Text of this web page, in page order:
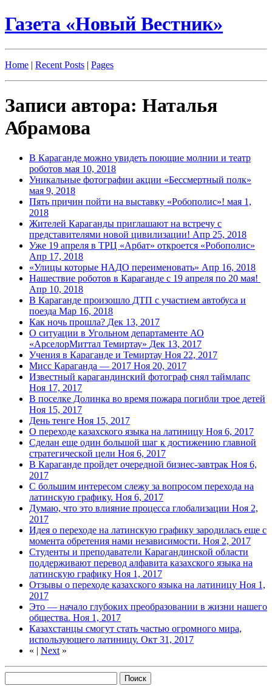
Газета «Новый Вестник»
Home | Recent Posts | Pages
Записи автора: Наталья
Абрамова
В Караганде можно увидеть поющие молнии и театр
роботов мая 10, 2018
Уникальные фотографии акции «Бессмертный полк»
мая 9, 2018
Пять причин пойти на выставку «Робополис»! мая 1,
2018
Жителей Караганды приглашают на встречу с
представителями новой цивилизации! Апр 25, 2018
Уже 19 апреля в ТРЦ «Арбат» откроется «Робополис»
Апр 17, 2018
«Улицы которые НАДО переименовать» Апр 16, 2018
Нашествие роботов в Караганде с 19 апреля по 20 мая!
Апр 10, 2018
В Караганде произошло ДТП с участием автобуса и
поезда Мар 16, 2018
Как ночь прошла? Дек 13, 2017
О ситуации в Угольном департаменте АО
«АрселорМиттал Темиртау» Дек 13, 2017
Учения в Караганде и Темиртау Ноя 22, 2017
Мисс Караганда — 2017 Ноя 20, 2017
Известный карагандинский фотограф снял таймлапс
Ноя 17, 2017
В поселке Долинка во время пожара погибли трое детей
Ноя 15, 2017
День тенге Ноя 15, 2017
О переходе казахского языка на латиницу Ноя 6, 2017
Сделан еще один большой шаг к достижению главной
стратегической цели Ноя 6, 2017
В Караганде пройдет очередной бизнес-завтрак Ноя 6,
2017
С большим интересом слежу за вопросом перехода на
латинскую графику. Ноя 6, 2017
Думаю, что это влияние процесса глобализации Ноя 2,
2017
Идея о переходе на латинскую графику зародилась еще с
момента обретения нами независимости. Ноя 2, 2017
Студенты и преподаватели Карагандинской области
поддерживают перевод алфавита казахского языка на
латинскую графику Ноя 1, 2017
Отзывы о переходе казахского языка на латиницу Ноя 1,
2017
Это — начало глубоких преобразовании в жизни нашего
общества. Ноя 1, 2017
Казахстанцы смогут стать частью огромного мира,
использующего латиницу. Окт 31, 2017
« | Next »